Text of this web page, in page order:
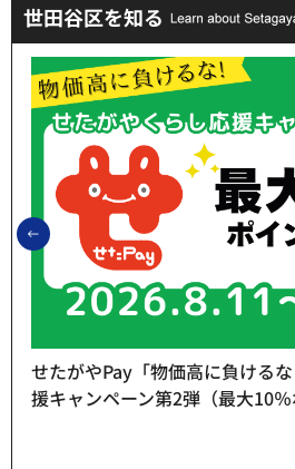
世田谷区を知る
前のスライドを表示
せたがやPay「物価高に負ける
援キャンペーン第2弾（最大10％